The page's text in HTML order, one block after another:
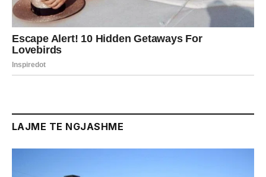
LAJME TE NGJASHME